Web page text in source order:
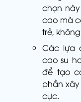
chọn
cao mà
trẻ,
Các lựa
cao su
để tạo
phần
cực.